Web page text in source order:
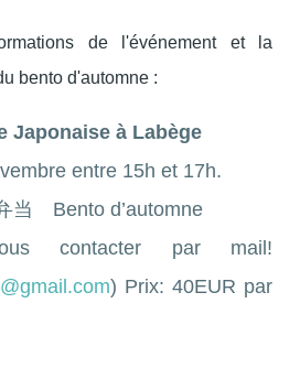
de l'événement et la
bento d'automne :
Japonaise à Labège
entre 15h et 17h.
当 Bento d’automne
contacter par mail!
) Prix: 40EUR par